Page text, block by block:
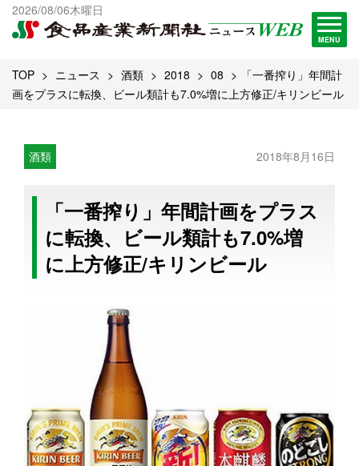
2026/08/06木曜日
MENU
出版物一覧へ
試読・購読申し込み
TOP ニュース 酒類 2018 08
「一番搾り」年間計
画をプラスに転換、ビール類計も7.0%増に上方修正/キリンビール
酒類 2018年8月16日
「一番搾り」年間計画をプラス
に転換、ビール類計も7.0%増
に上方修正/キリンビール